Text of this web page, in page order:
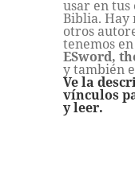
usar en tus
Biblia. Hay
otros
tenemos
ESword,
y también
Ve la
vínculos
y leer.